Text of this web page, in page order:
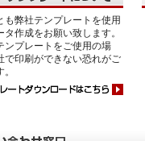
も弊社テンプレートを使用
タ作成をお願い致します。
ンプレートをご使用の場
で印刷ができない恐れがご